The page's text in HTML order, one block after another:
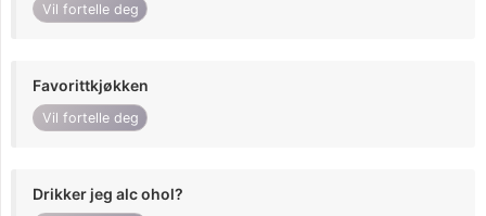
Vil fortelle deg
Favorittkjøkken
Vil fortelle deg
Drikker jeg alc ohol?